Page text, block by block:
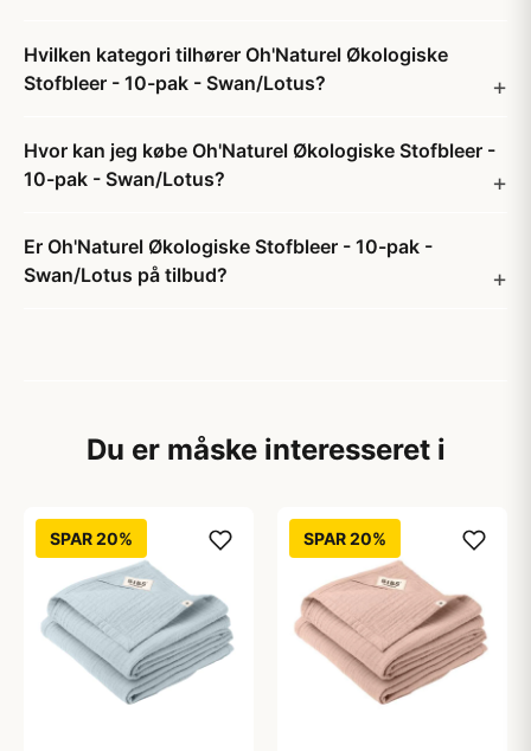
Hvilken kategori tilhører Oh'Naturel Økologiske
Stofbleer - 10-pak - Swan/Lotus?
Hvor kan jeg købe Oh'Naturel Økologiske Stofbleer -
10-pak - Swan/Lotus?
Er Oh'Naturel Økologiske Stofbleer - 10-pak -
Swan/Lotus på tilbud?
Du er måske interesseret i
SPAR 20% SPAR 20%